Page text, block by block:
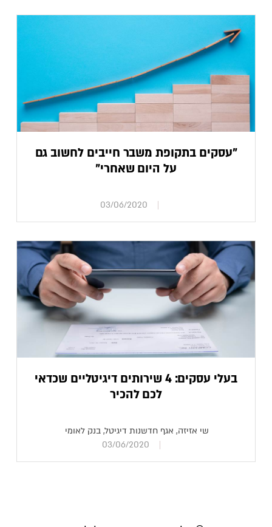
"עסקים בתקופת משבר חייבים לחשוב גם
על היום שאחרי"
03/06/2020
בעלי עסקים: 4 שירותים דיגיטליים שכדאי
לכם להכיר
שי אזיזה, אגף חדשנות דיגיטל, בנק לאומי
03/06/2020